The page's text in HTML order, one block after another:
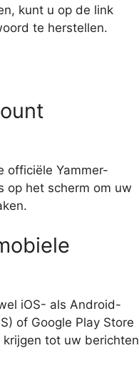
kunt u op de link
te herstellen.
officiële Yammer-
op het scherm om uw
iOS- als Android-
of Google Play Store
tot uw berichten